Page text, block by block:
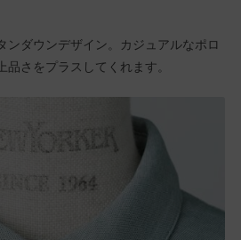
ンダウンデザイン。カジュアルなポロ
さをプラスしてくれます。